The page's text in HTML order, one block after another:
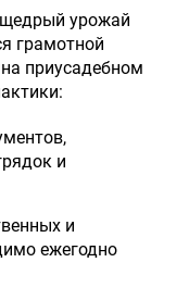
урожай
грамотной
приусадебном
и
и
ежегодно